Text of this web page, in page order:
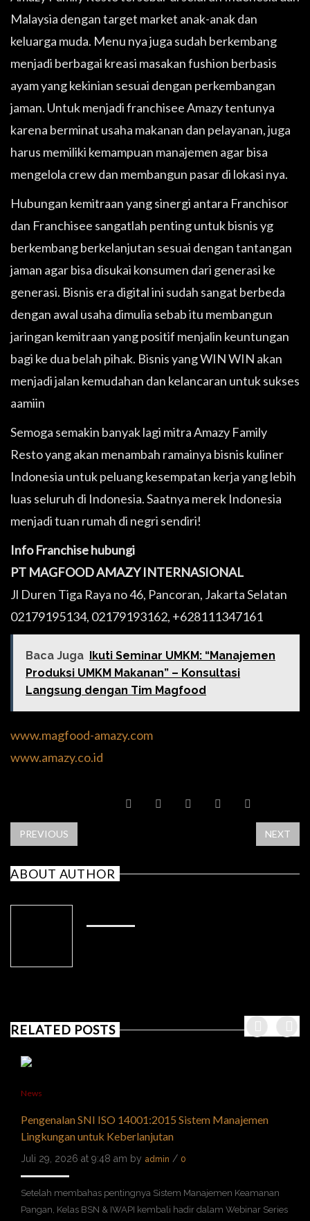
Malaysia dengan target market anak-anak dan
keluarga muda. Menu nya juga sudah berkembang
menjadi berbagai kreasi masakan fushion berbasis
ayam yang kekinian sesuai dengan perkembangan
jaman. Untuk menjadi franchisee Amazy tentunya
karena berminat usaha makanan dan pelayanan, juga
harus memiliki kemampuan manajemen agar bisa
mengelola crew dan membangun pasar di lokasi nya.
Hubungan kemitraan yang sinergi antara Franchisor
dan Franchisee sangatlah penting untuk bisnis yg
berkembang berkelanjutan sesuai dengan tantangan
jaman agar bisa disukai konsumen dari generasi ke
generasi. Bisnis era digital ini sudah sangat berbeda
dengan awal usaha dimulia sebab itu membangun
jaringan kemitraan yang positif menjalin keuntungan
bagi ke dua belah pihak. Bisnis yang WIN WIN akan
menjadi jalan kemudahan dan kelancaran untuk sukses
aamiin
Semoga semakin banyak lagi mitra Amazy Family
Resto yang akan menambah ramainya bisnis kuliner
Indonesia untuk peluang kesempatan kerja yang lebih
luas seluruh di Indonesia. Saatnya merek Indonesia
menjadi tuan rumah di negri sendiri!
Info Franchise hubungi
PT MAGFOOD AMAZY INTERNASIONAL
Jl Duren Tiga Raya no 46, Pancoran, Jakarta Selatan
02179195134, 02179193162, +628111347161
Baca Juga Ikuti Seminar UMKM: “Manajemen
Produksi UMKM Makanan” – Konsultasi
Langsung dengan Tim Magfood
www.magfood-amazy.com
www.amazy.co.id
PREVIOUS NEXT
ABOUT AUTHOR
RELATED POSTS
News
Pengenalan SNI ISO 14001:2015 Sistem Manajemen
Lingkungan untuk Keberlanjutan
Juli 29, 2026 at 9:48 am by admin / 0
Setelah membahas pentingnya Sistem Manajemen Keamanan
Pangan, Kelas BSN & IWAPI kembali hadir dalam Webinar Series